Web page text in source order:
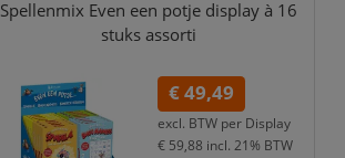
Spellenmix Even een potje display à 16
stuks assorti
€ 49,49
excl. BTW per Display
€ 59,88 incl. 21% BTW